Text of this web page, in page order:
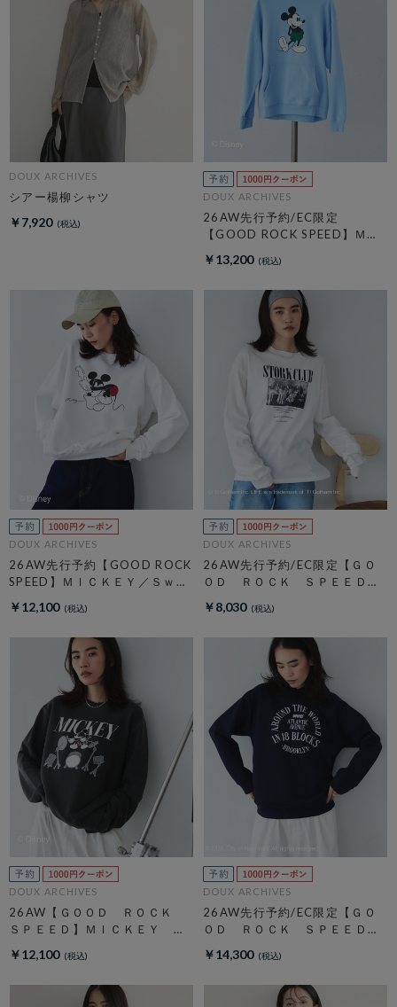
DOUX ARCHIVES
シアー楊柳シャツ
￥7,920
DOUX ARCHIVES
26AW先行予約/EC限定
【GOOD ROCK SPEED】ＭＩ
￥13,200
DOUX ARCHIVES
26AW先行予約【GOOD ROCK
SPEED】ＭＩＣＫＥＹ／Ｓｗｅ
￥12,100
DOUX ARCHIVES
26AW先行予約/EC限定【ＧＯ
ＯＤ ＲＯＣＫ ＳＰＥＥＤ】
ＥＥ
￥8,030
DOUX ARCHIVES
26AW【ＧＯＯＤ ＲＯＣＫ
ＳＰＥＥＤ】ＭＩＣＫＥＹ
￥12,100
DOUX ARCHIVES
26AW先行予約/EC限定【ＧＯ
ＯＤ ＲＯＣＫ ＳＰＥＥＤ】
￥14,300